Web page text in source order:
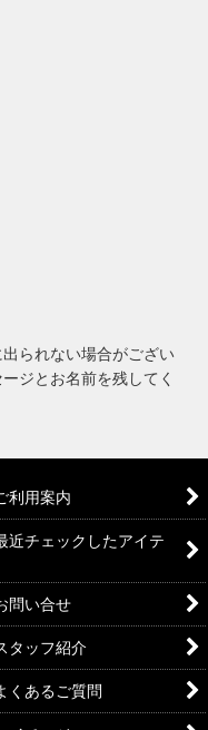
られない場合がござい
ジとお名前を残してく
利用案内
近チェックしたアイテ
問い合せ
タッフ紹介
くあるご質問